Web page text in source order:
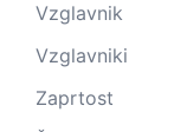
Vzglavnik
Vzglavniki
Zaprtost